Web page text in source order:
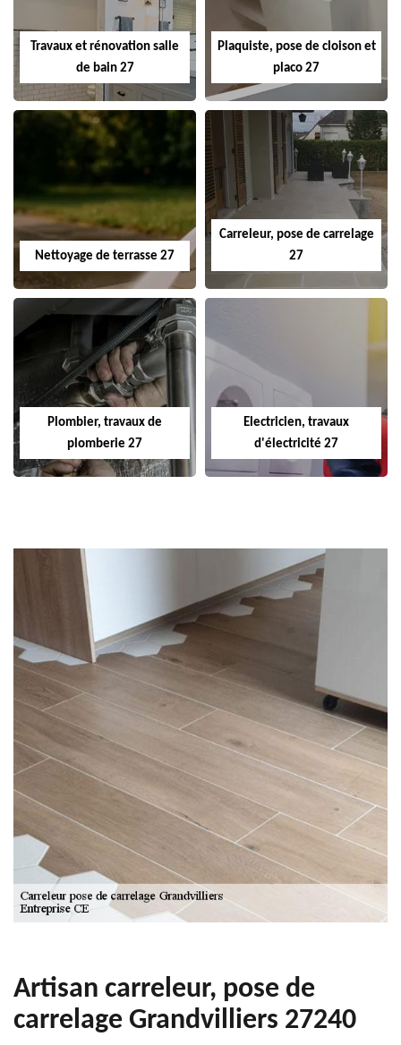
Travaux et rénovation salle
de bain 27
Plaquiste, pose de cloison et
placo 27
Nettoyage de terrasse 27
Carreleur, pose de carrelage
27
Plombier, travaux de
plomberie 27
Electricien, travaux
d'électricité 27
Artisan carreleur, pose de
carrelage Grandvilliers 27240